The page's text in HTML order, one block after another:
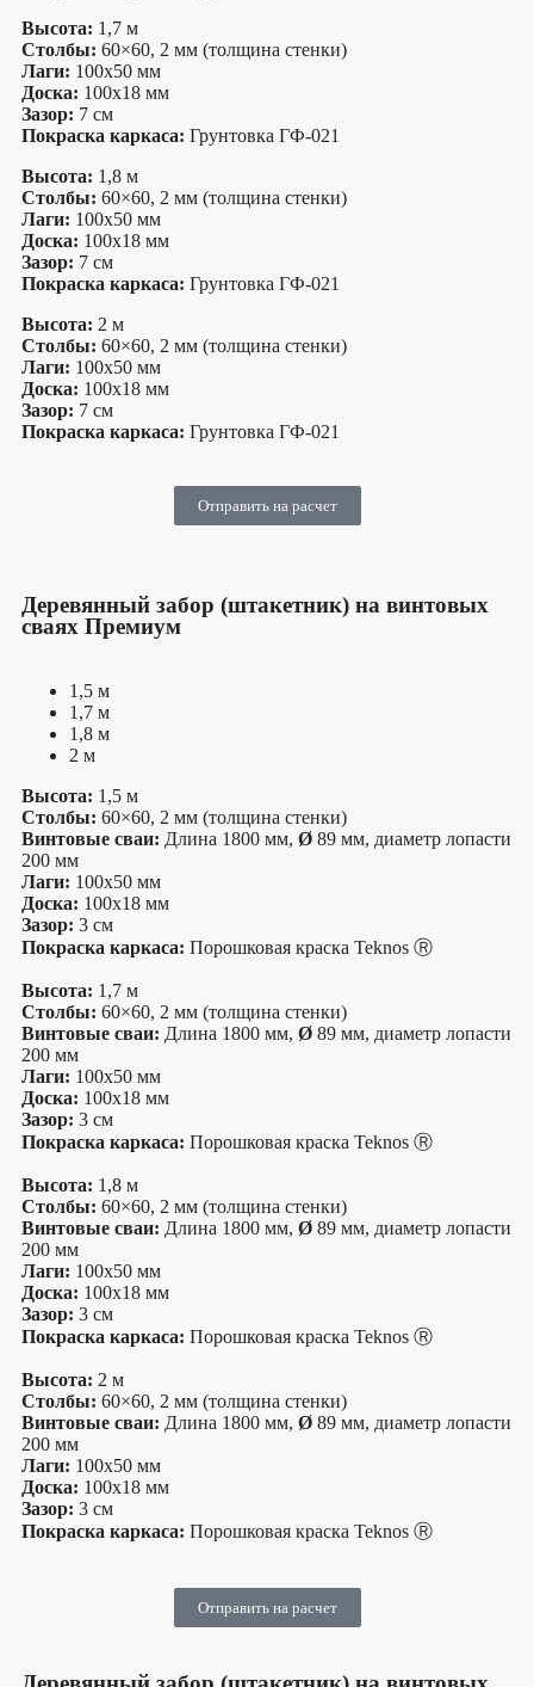
Высота: 1,7 м
Столбы: 60×60, 2 мм (толщина стенки)
Лаги: 100х50 мм
Доска: 100х18 мм
Зазор: 7 см
Покраска каркаса: Грунтовка ГФ-021
Высота: 1,8 м
Столбы: 60×60, 2 мм (толщина стенки)
Лаги: 100х50 мм
Доска: 100х18 мм
Зазор: 7 см
Покраска каркаса: Грунтовка ГФ-021
Высота: 2 м
Столбы: 60×60, 2 мм (толщина стенки)
Лаги: 100х50 мм
Доска: 100х18 мм
Зазор: 7 см
Покраска каркаса: Грунтовка ГФ-021
Отправить на расчет
Деревянный забор (штакетник) на винтовых
сваях Премиум
1,5 м
1,7 м
1,8 м
2 м
Высота: 1,5 м
Столбы: 60×60, 2 мм (толщина стенки)
Винтовые сваи: Длина 1800 мм, Ø 89 мм, диаметр лопасти
200 мм
Лаги: 100х50 мм
Доска: 100х18 мм
Зазор: 3 см
Покраска каркаса: Порошковая краска Teknos Ⓡ
Высота: 1,7 м
Столбы: 60×60, 2 мм (толщина стенки)
Винтовые сваи: Длина 1800 мм, Ø 89 мм, диаметр лопасти
200 мм
Лаги: 100х50 мм
Доска: 100х18 мм
Зазор: 3 см
Покраска каркаса: Порошковая краска Teknos Ⓡ
Высота: 1,8 м
Столбы: 60×60, 2 мм (толщина стенки)
Винтовые сваи: Длина 1800 мм, Ø 89 мм, диаметр лопасти
200 мм
Лаги: 100х50 мм
Доска: 100х18 мм
Зазор: 3 см
Покраска каркаса: Порошковая краска Teknos Ⓡ
Высота: 2 м
Столбы: 60×60, 2 мм (толщина стенки)
Винтовые сваи: Длина 1800 мм, Ø 89 мм, диаметр лопасти
200 мм
Лаги: 100х50 мм
Доска: 100х18 мм
Зазор: 3 см
Покраска каркаса: Порошковая краска Teknos Ⓡ
Отправить на расчет